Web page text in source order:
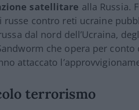
satellitare alla Russia.
russe contro reti ucraine
dal nord dell’Ucraina,
che opera per
attaccato
terrorismo